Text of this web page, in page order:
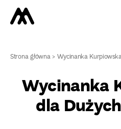
Strona główna>Wycinanka
Wycinanka
dla